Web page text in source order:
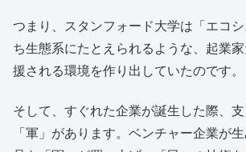
つまり、スタンフォード大学は「エコ
ち生態系にたとえられるような、起業
援される環境を作り出していたのです。
そして、すぐれた企業が誕生した際、
「軍」があります。ベンチャー企業が